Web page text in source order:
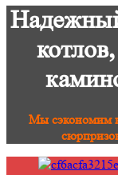
Мы сэкономим